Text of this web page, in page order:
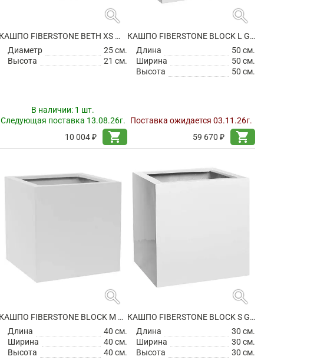
search
КАШПО FIBERSTONE BETH XS MATT WHITE
Диаметр
25 см.
Высота
21 см.
В наличии: 1 шт.
Следующая поставка 13.08.26г.
10 004 ₽
shopping_cart
search
КАШПО FIBERSTONE BLOCK L GLOSSY WHITE
Длина
50 см.
Ширина
50 см.
Высота
50 см.
Поставка ожидается 03.11.26г.
59 670 ₽
shopping_cart
search
КАШПО FIBERSTONE BLOCK M MATT WHITE
Длина
40 см.
Ширина
40 см.
Высота
40 см.
search
КАШПО FIBERSTONE BLOCK S GLOSSY WHITE
Длина
30 см.
Ширина
30 см.
Высота
30 см.